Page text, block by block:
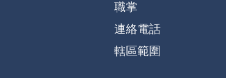
職掌
連絡電話
轄區範圍